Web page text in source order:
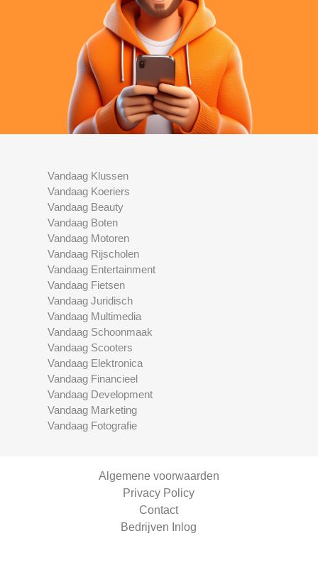
Vandaag Klussen
Vandaag Koeriers
Vandaag Beauty
Vandaag Boten
Vandaag Motoren
Vandaag Rijscholen
Vandaag Entertainment
Vandaag Fietsen
Vandaag Juridisch
Vandaag Multimedia
Vandaag Schoonmaak
Vandaag Scooters
Vandaag Elektronica
Vandaag Financieel
Vandaag Development
Vandaag Marketing
Vandaag Fotografie
Algemene voorwaarden
Privacy Policy
Contact
Bedrijven Inlog